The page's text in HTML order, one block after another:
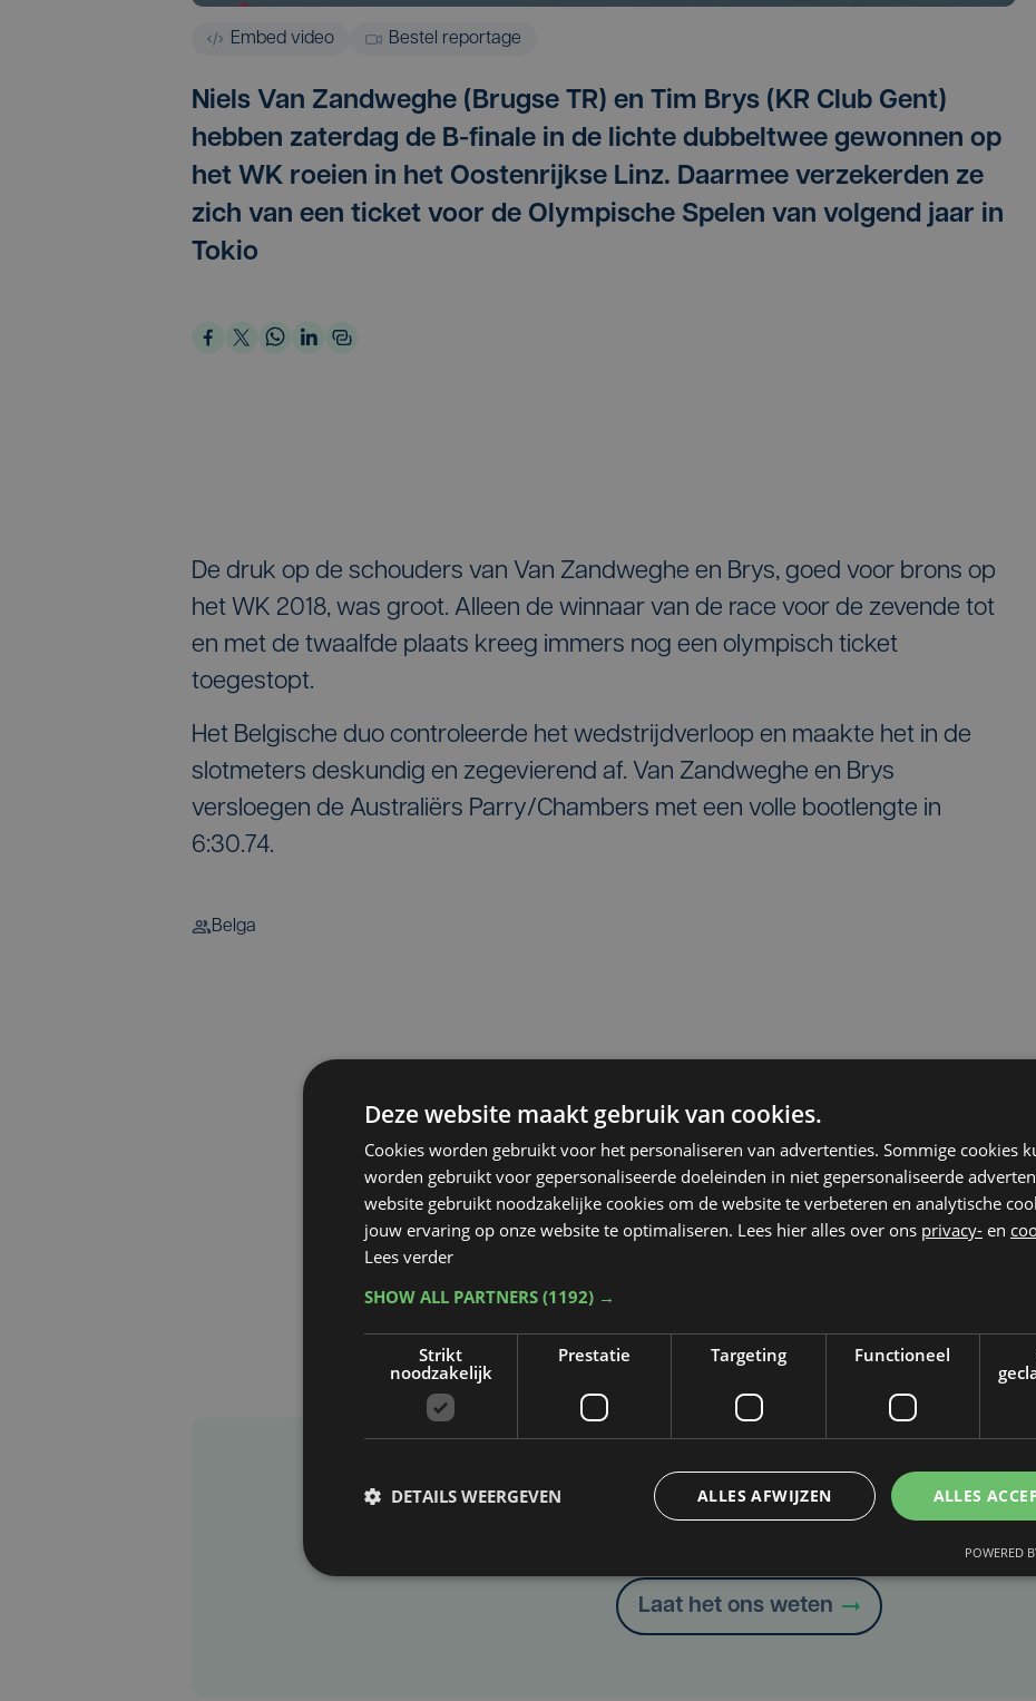
Embed video Bestel reportage
Niels Van Zandweghe (Brugse TR) en Tim Brys (KR Club Gent)
hebben zaterdag de B-finale in de lichte dubbeltwee gewonnen op
het WK roeien in het Oostenrijkse Linz. Daarmee verzekerden ze
zich van een ticket voor de Olympische Spelen van volgend jaar in
Tokio
De druk op de schouders van Van Zandweghe en Brys, goed voor brons op
het WK 2018, was groot. Alleen de winnaar van de race voor de zevende tot
en met de twaalfde plaats kreeg immers nog een olympisch ticket
toegestopt.
Het Belgische duo controleerde het wedstrijdverloop en maakte het in de
slotmeters deskundig en zegevierend af. Van Zandweghe en Brys
versloegen de Australiërs Parry/Chambers met een volle bootlengte in
6:30.74.
Belga
Taalfout opgemerkt?
Laat het ons weten
Deze website maakt gebruik van cookies.
Cookies worden gebruikt voor het personaliseren van advertenties. Sommige cookies
worden gebruikt voor gepersonaliseerde doeleinden in niet gepersonaliseerde
website gebruikt noodzakelijke cookies om de website te verbeteren en analytische
jouw ervaring op onze website te optimaliseren. Lees hier alles over ons privacy- en
Lees verder
SHOW ALL PARTNERS (1192) →
Strikt
noodzakelijk
Prestatie Targeting Functioneel
ALLES
ALLES AFWIJZEN
DETAILS WEERGEVEN
POWERED